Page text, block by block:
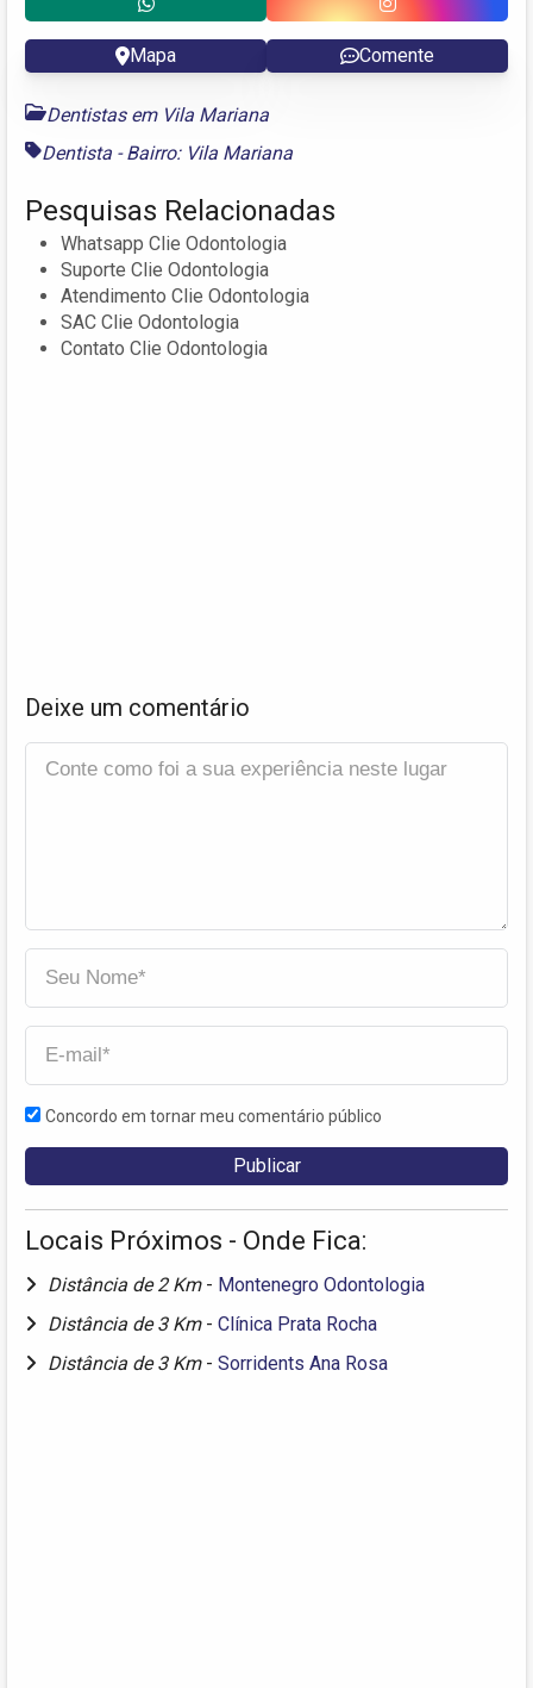
Mapa Comente
Dentistas em Vila Mariana
Dentista - Bairro: Vila Mariana
Pesquisas Relacionadas
Whatsapp Clie Odontologia
Suporte Clie Odontologia
Atendimento Clie Odontologia
SAC Clie Odontologia
Contato Clie Odontologia
Deixe um comentário
Concordo em tornar meu comentário público
Locais Próximos - Onde Fica:
Distância de 2 Km - Montenegro Odontologia
Distância de 3 Km - Clínica Prata Rocha
Distância de 3 Km - Sorridents Ana Rosa